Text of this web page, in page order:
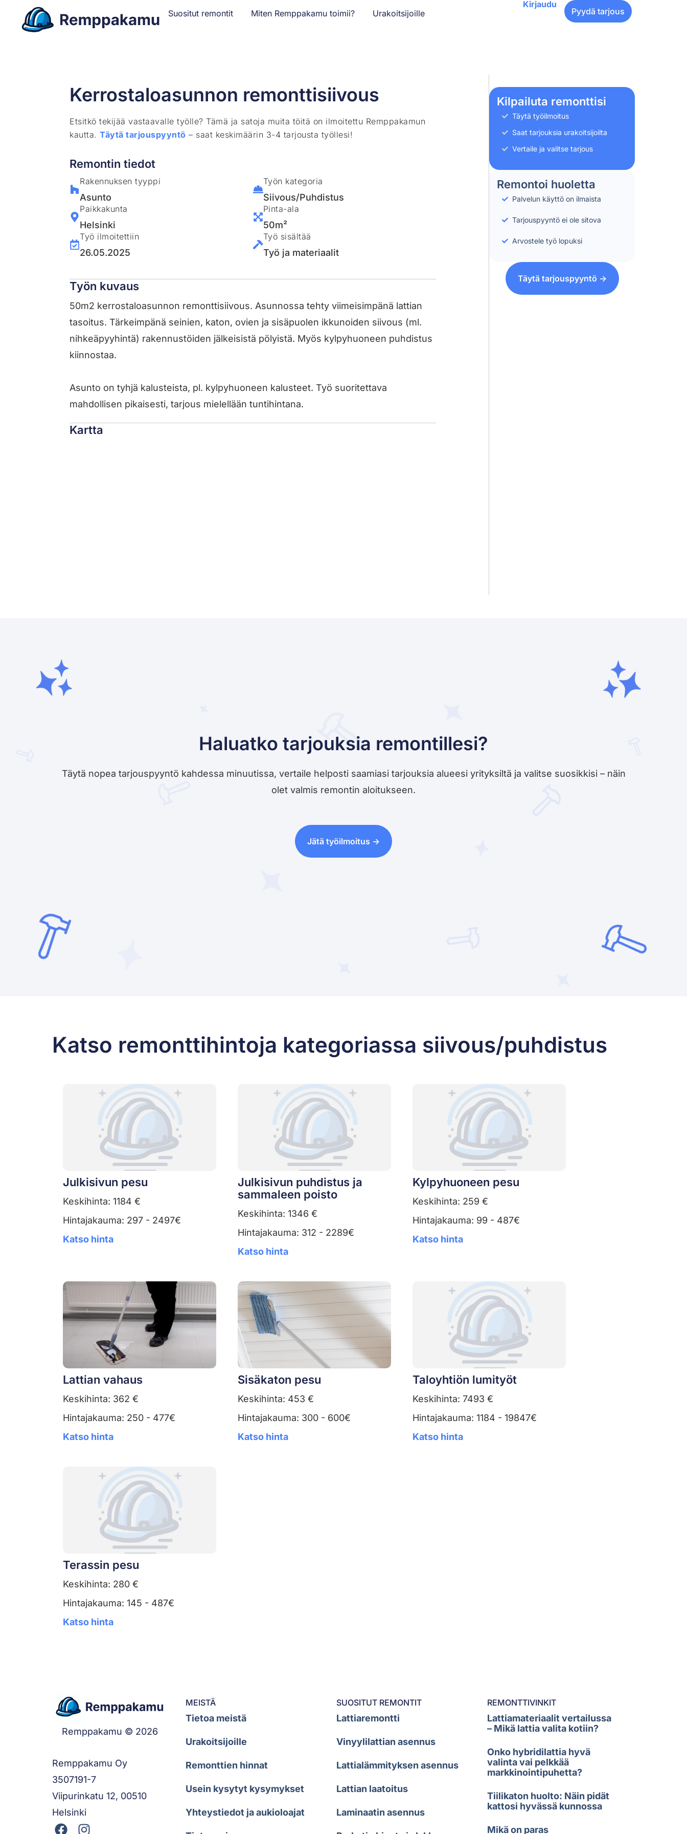
Suositut remontit Miten Remppakamu toimii? Urakoitsijoille
Kirjaudu
Pyydä tarjous
Kerrostaloasunnon remonttisiivous
Etsitkö tekijää vastaavalle työlle? Tämä ja satoja muita töitä on ilmoitettu Remppakamun
kautta.Täytä tarjouspyyntö – saat keskimäärin 3-4 tarjousta työllesi!
Remontin tiedot
Rakennuksen tyyppi
Asunto
Paikkakunta
Helsinki
Työ ilmoitettiin
26.05.2025
Työn kategoria
Siivous/Puhdistus
Pinta-ala
50m²
Työ sisältää
Työ ja materiaalit
Työn kuvaus
50m2 kerrostaloasunnon remonttisiivous. Asunnossa tehty viimeisimpänä lattian
tasoitus. Tärkeimpänä seinien, katon, ovien ja sisäpuolen ikkunoiden siivous (ml.
nihkeäpyyhintä) rakennustöiden jälkeisistä pölyistä. Myös kylpyhuoneen puhdistus
kiinnostaa.
Asunto on tyhjä kalusteista, pl. kylpyhuoneen kalusteet. Työ suoritettava
mahdollisen pikaisesti, tarjous mielellään tuntihintana.
Kartta
Kilpailuta remonttisi
Täytä työilmoitus
Saat tarjouksia urakoitsijoilta
Vertaile ja valitse tarjous
Remontoi huoletta
Palvelun käyttö on ilmaista
Tarjouspyyntö ei ole sitova
Arvostele työ lopuksi
Täytä tarjouspyyntö ->
Haluatko tarjouksia remontillesi?
Täytä nopea tarjouspyyntö kahdessa minuutissa, vertaile helposti saamiasi tarjouksia alueesi yrityksiltä ja valitse suosikkisi – näin
olet valmis remontin aloitukseen.
Jätä työilmoitus ->
Katso remonttihintoja kategoriassa siivous/puhdistus
Julkisivun pesu
Keskihinta: 1184 €
Hintajakauma: 297 - 2497€
Katso hinta
Julkisivun puhdistus ja
sammaleen poisto
Keskihinta: 1346 €
Hintajakauma: 312 - 2289€
Katso hinta
Kylpyhuoneen pesu
Keskihinta: 259 €
Hintajakauma: 99 - 487€
Katso hinta
Lattian vahaus
Keskihinta: 362 €
Hintajakauma: 250 - 477€
Katso hinta
Sisäkaton pesu
Keskihinta: 453 €
Hintajakauma: 300 - 600€
Katso hinta
Taloyhtiön lumityöt
Keskihinta: 7493 €
Hintajakauma: 1184 - 19847€
Katso hinta
Terassin pesu
Keskihinta: 280 €
Hintajakauma: 145 - 487€
Katso hinta
Remppakamu © 2026
Remppakamu Oy
3507191-7
Viipurinkatu 12, 00510
Helsinki
MEISTÄ
Tietoa meistä
Urakoitsijoille
Remonttien hinnat
Usein kysytyt kysymykset
Yhteystiedot ja aukioloajat
SUOSITUT REMONTIT
Lattiaremontti
Vinyylilattian asennus
Lattialämmityksen asennus
Lattian laatoitus
Laminaatin asennus
REMONTTIVINKIT
Lattiamateriaalit vertailussa
– Mikä lattia valita kotiin?
Onko hybridilattia hyvä
valinta vai pelkkää
markkinointipuhetta?
Tiilikaton huolto: Näin pidät
kattosi hyvässä kunnossa
Mikä on paras